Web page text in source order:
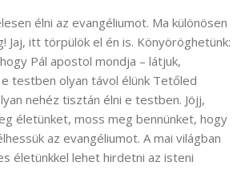
élni az evangéliumot. Ma különösen
Jaj, itt törpülök el én is. Könyöröghetünk:
Pál apostol mondja – látjuk,
testben olyan távol élünk Tetőled
nehéz tisztán élni e testben. Jöjj,
életünket, moss meg bennünket, hogy
az evangéliumot. A mai világban
életünkkel lehet hirdetni az isteni